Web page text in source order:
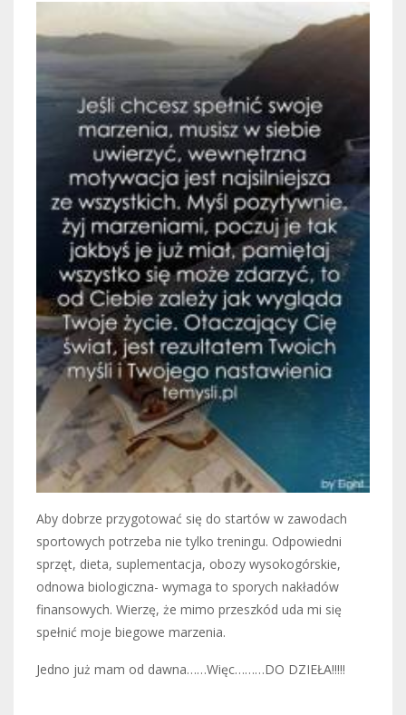
Aby dobrze przygotować się do startów w zawodach
sportowych potrzeba nie tylko treningu. Odpowiedni
sprzęt, dieta, suplementacja, obozy wysokogórskie,
odnowa biologiczna- wymaga to sporych nakładów
finansowych. Wierzę, że mimo przeszkód uda mi się
spełnić moje biegowe marzenia.
Jedno już mam od dawna……Więc………DO DZIEŁA!!!!!